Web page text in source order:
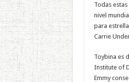
Todas
nivel
para
Carrie
Toybina es
Institute of
Emmy